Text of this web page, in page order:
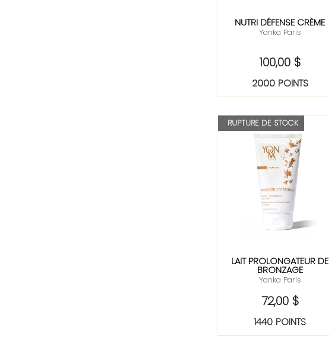
NUTRI DÉFENSE CRÈME
Yonka Paris
100,00 $
2000 POINTS
RUPTURE DE STOCK
LAIT PROLONGATEUR DE
BRONZAGE
Yonka Paris
72,00 $
1440 POINTS